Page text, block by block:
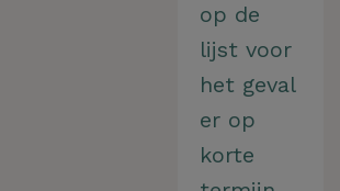
op de
lijst voor
het geval
er op
korte